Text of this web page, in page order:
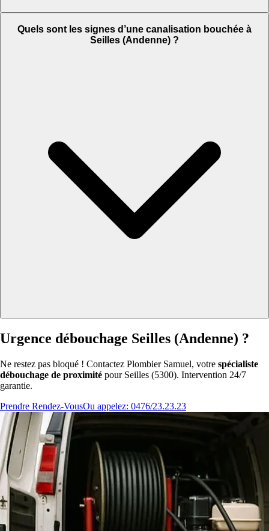
Quels sont les signes d’une canalisation bouchée à
Seilles (Andenne) ?
Urgence débouchage Seilles (Andenne) ?
Ne restez pas bloqué ! Contactez Plombier Samuel, votre spécialiste
débouchage de proximité pour Seilles (5300). Intervention 24/7
garantie.
Prendre Rendez-VousOu appelez: 0476/23.23.23